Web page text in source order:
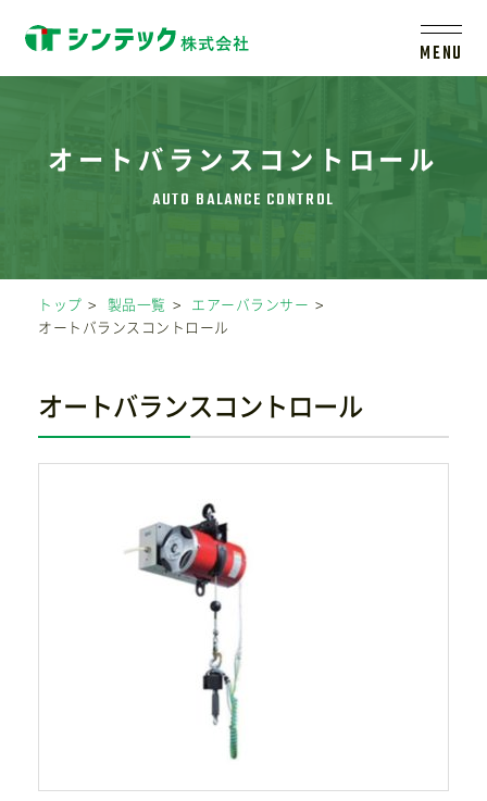
MENU
シンテックについて
会社案内
新着情報
サイトマップ
プライバシーポリシー
CAD/PDFデータ
シンテック公式Instagram
オートバランスコントロール
トップ 製品一覧
エアーバランサー
オートバランスコントロール
オートバランスコントロール